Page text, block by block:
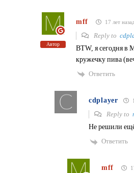
Автор
mff 17 лет назад
Reply to
BTW, я сегодня в
кружечку пива
Ответить
cdplayer
Reply to
Не решили ещё
Ответить
mff